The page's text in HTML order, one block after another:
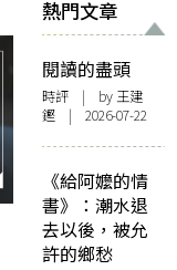
熱門文章
閱讀的盡頭
時評 | by 王建
鏗 | 2026-07-22
《給阿嬤的情
書》：潮水退
去以後，被允
許的鄉愁